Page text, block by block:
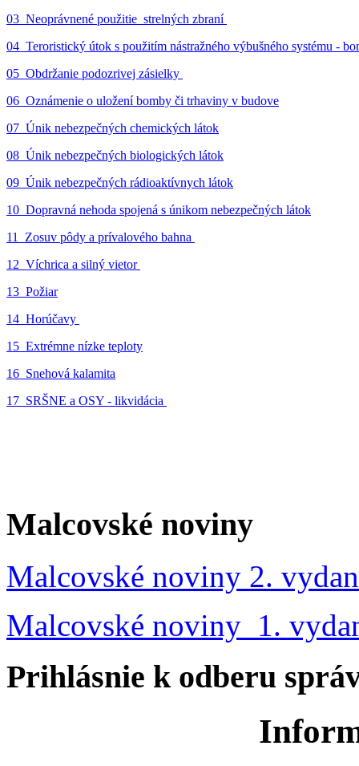
03_Neoprávnené použitie strelných zbraní
04_Teroristický útok s použitím nástražného výbušného systému -
05_Obdržanie podozrivej zásielky
06_Oznámenie o uložení bomby či trhaviny v budove
07_Únik nebezpečných chemických látok
08_Únik nebezpečných biologických látok
09_Únik nebezpečných rádioaktívnych látok
10_Dopravná nehoda spojená s únikom nebezpečných látok
11_Zosuv pôdy a prívalového bahna
12_Víchrica a silný vietor
13_Požiar
14_Horúčavy
15_Extrémne nízke teploty
16_Snehová kalamita
17_SRŠNE a OSY - likvidácia
Malcovské noviny
Malcovské noviny 2.
Malcovské noviny 1.
Prihlásnie k odberu